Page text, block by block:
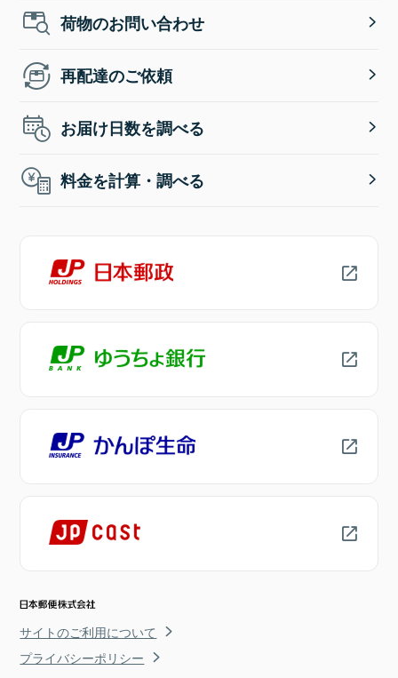
荷物のお問い合わせ
再配達のご依頼
お届け日数を調べる
料金を計算・調べる
サイトのご利用について
プライバシーポリシー